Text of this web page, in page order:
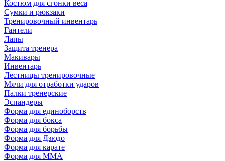
Костюм для сгонки веса
Сумки и рюкзаки
Тренировочный инвентарь
Гантели
Лапы
Защита тренера
Макивары
Инвентарь
Лестницы тренировочные
Мячи для отработки ударов
Палки тренерские
Эспандеры
Форма для единоборств
Форма для бокса
Форма для борьбы
Форма для Дзюдо
Форма для карате
Форма для MMA